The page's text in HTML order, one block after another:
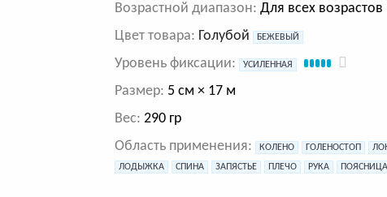
Возрастной диапазон: Для всех возрастов
Цвет товара: Голубой БЕЖЕВЫЙ
Уровень фиксации: УСИЛЕННАЯ
Размер: 5 см × 17 м
Вес:290 гр
Область применения:
КОЛЕНО ГОЛЕНОСТОП
ЛОДЫЖКА
СПИНА ЗАПЯСТЬЕ ПЛЕЧО РУКА ПОЯСНИЦА